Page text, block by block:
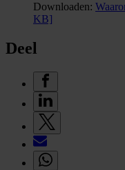
Downloaden:
KB]
Deel